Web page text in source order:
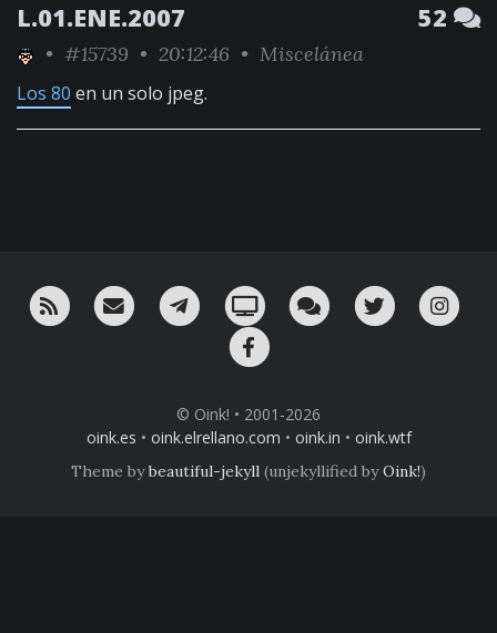
L.01.ENE.2007 52
• #15739 • 20:12:46 • Miscelánea
Los 80 en un solo jpeg.
RSS ¡Mándame un email!¡Nuestro canal en Telegram!
Oink! TV Charla con nosotros
Twitter
© Oink! • 2001-2026
oink.es • oink.elrellano.com • oink.in • oink.wtf
Theme bybeautiful-jekyll (unjekyllified byOink!)